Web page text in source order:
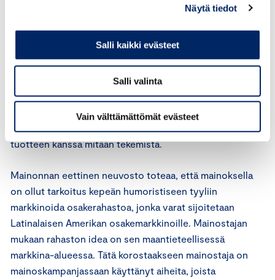
Näytä tiedot
Salli kaikki evästeet
Salli valinta
Vain välttämättömät evästeet
uskontoon, sukupuoleen tai ikään perustuvaa syrjintää,
eikä mainonta saa loukata ihmisarvoa.
Mainonnan eettisen neuvoston hyvää markkinointitapaa
koskevien periaatteiden 2 kohdan mukaan mainos on
hyvän markkinointitavan vastainen, jos naista tai miestä
käytetään seksiobjektina tai asiattomasti
katseenvangitsijana eikä sillä ole mainostettavan
tuotteen kanssa mitään tekemistä.
Mainonnan eettinen neuvosto toteaa, että mainoksella
on ollut tarkoitus kepeän humoristiseen tyyliin
markkinoida osakerahastoa, jonka varat sijoitetaan
Latinalaisen Amerikan osakemarkkinoille. Mainostajan
mukaan rahaston idea on sen maantieteellisessä
markkina-alueessa. Tätä korostaakseen mainostaja on
mainoskampanjassaan käyttänyt aiheita, joista